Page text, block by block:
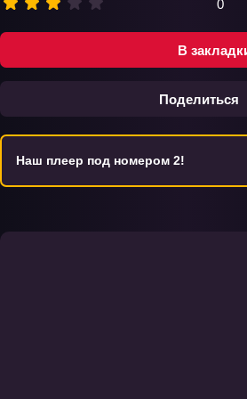
В
Поделиться
0
Наш плеер под номером 2!